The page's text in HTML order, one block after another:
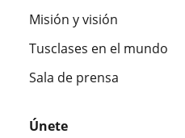
Misión y visión
Tusclases en el mundo
Sala de prensa
Únete